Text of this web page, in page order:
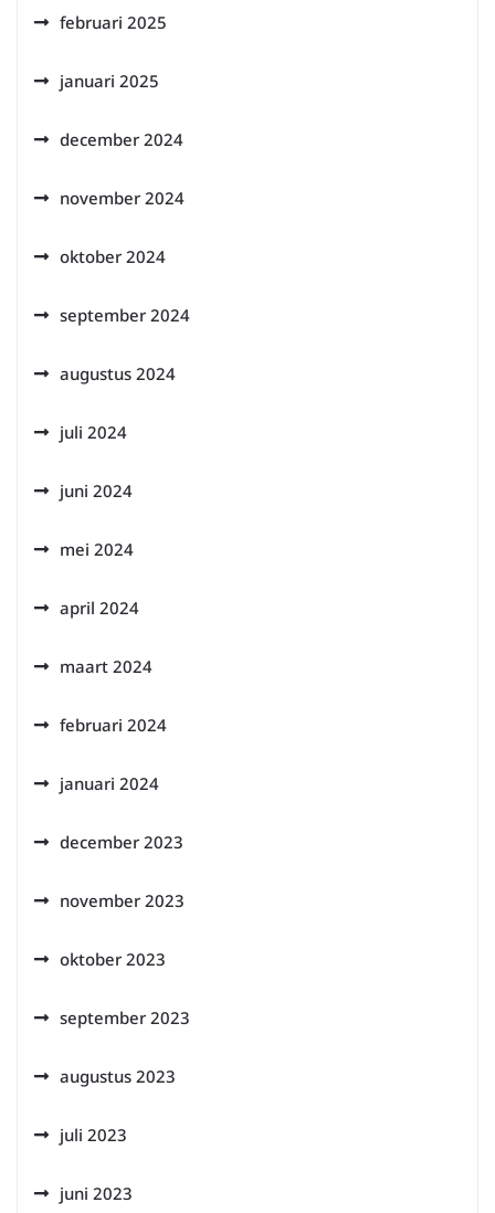
februari 2025
januari 2025
december 2024
november 2024
oktober 2024
september 2024
augustus 2024
juli 2024
juni 2024
mei 2024
april 2024
maart 2024
februari 2024
januari 2024
december 2023
november 2023
oktober 2023
september 2023
augustus 2023
juli 2023
juni 2023